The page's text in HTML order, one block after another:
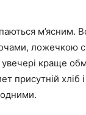
м’ясним.
ложечкою
краще
присутній хліб і